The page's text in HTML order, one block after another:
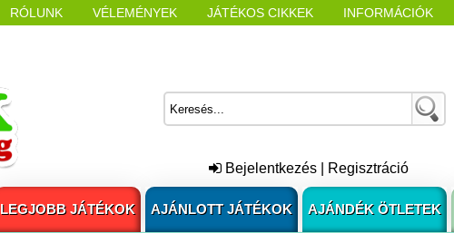
RÓLUNK VÉLEMÉNYEK JÁTÉKOS CIKKEK INFORMÁCIÓK
Bejelentkezés Regisztráció
LEGJOBB JÁTÉKOK AJÁNLOTT JÁTÉKOK AJÁNDÉK ÖTLETEK